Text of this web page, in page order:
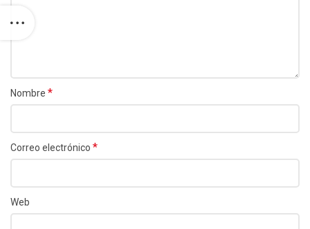
Nombre *
Correo electrónico *
Web